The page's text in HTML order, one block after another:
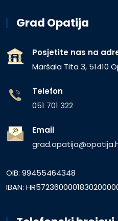
Grad Opatija
Posjetite nas na
Maršala Tita 3, 51410
Telefon
051 701 322
Email
OIB: 99455464348
IBAN: